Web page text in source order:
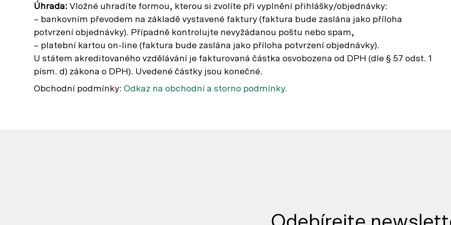
Úhrada: Vložné uhradíte formou, kterou si zvolíte při vyplnění přihlášky/objednávky:
– bankovním převodem na základě vystavené faktury (faktura bude zaslána jako příloha
potvrzení objednávky). Případně kontrolujte nevyžádanou poštu nebo spam,
– platební kartou on-line (faktura bude zaslána jako příloha potvrzení objednávky).
U státem akreditovaného vzdělávání je fakturovaná částka osvobozena od DPH (dle § 57 odst. 1
písm. d) zákona o DPH). Uvedené částky jsou konečné.
Obchodní podmínky: Odkaz na obchodní a storno podmínky.